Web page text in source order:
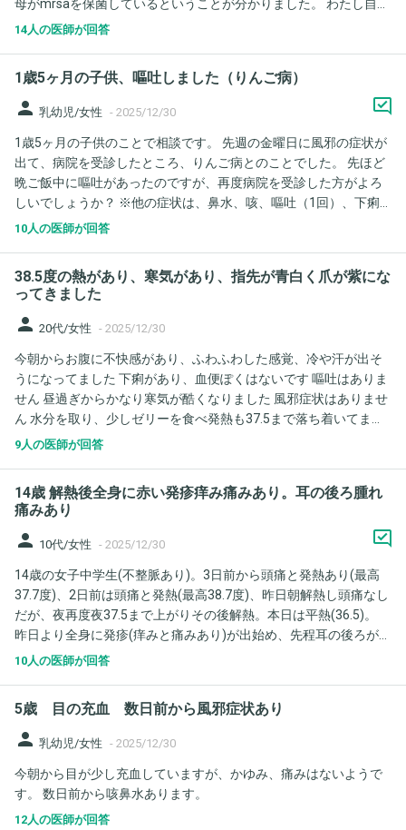
母がmrsaを保菌しているということが分かりました。 わたし自
身、少し医療の知識があるためmrsaという薬剤耐性菌のことは知
の手などを握ったり、来て行った服を着替えずに家のリビングな
どに上がったりしてしまいました。 この場合、家の中にもmrsaが
んでしたが、喀痰と鼻腔からmrsaが検出されたそうです。
14人の医師が回答
1歳5ヶ月の子供、嘔吐しました（りんご病）
person 乳幼児/女性 - 2025/12/30
1歳5ヶ月の子供のことで相談です。 先週の金曜日に風邪の症状が
出て、病院を受診したところ、りんご病とのことでした。 先ほど
晩ご飯中に嘔吐があったのですが、再度病院を受診した方がよろ
しいでしょうか？ ※他の症状は、鼻水、咳、嘔吐（1回）、下痢
（一昨日に２回）です。 熱はなく、機嫌は悪くはないです。 上の
10人の医師が回答
38.5度の熱があり、寒気があり、指先が青白く爪が紫にな
ってきました
person 20代/女性 - 2025/12/30
今朝からお腹に不快感があり、ふわふわした感覚、冷や汗が出そ
うになってました 下痢があり、血便ぽくはないです 嘔吐はありま
せん 昼過ぎからかなり寒気が酷くなりました 風邪症状はありませ
ん 水分を取り、少しゼリーを食べ発熱も37.5まで落ち着いてまし
た(解熱剤は服用してません)が、先程からまた強い寒気を感じ、指
9人の医師が回答
14歳 解熱後全身に赤い発疹痒み痛みあり。耳の後ろ腫れ
痛みあり
person 10代/女性 - 2025/12/30
14歳の女子中学生(不整脈あり)。3日前から頭痛と発熱あり(最高
37.7度)、2日前は頭痛と発熱(最高38.7度)、昨日朝解熱し頭痛なし
だが、夜再度夜37.5まで上がりその後解熱。本日は平熱(36.5)。
昨日より全身に発疹(痒みと痛みあり)が出始め、先程耳の後ろが
5cm程の腫れているのを発見(押さなくても痛みあり)
10人の医師が回答
5歳 目の充血 数日前から風邪症状あり
person 乳幼児/女性 - 2025/12/30
今朝から目が少し充血していますが、かゆみ、痛みはないようで
す。 数日前から咳鼻水あります。
12人の医師が回答